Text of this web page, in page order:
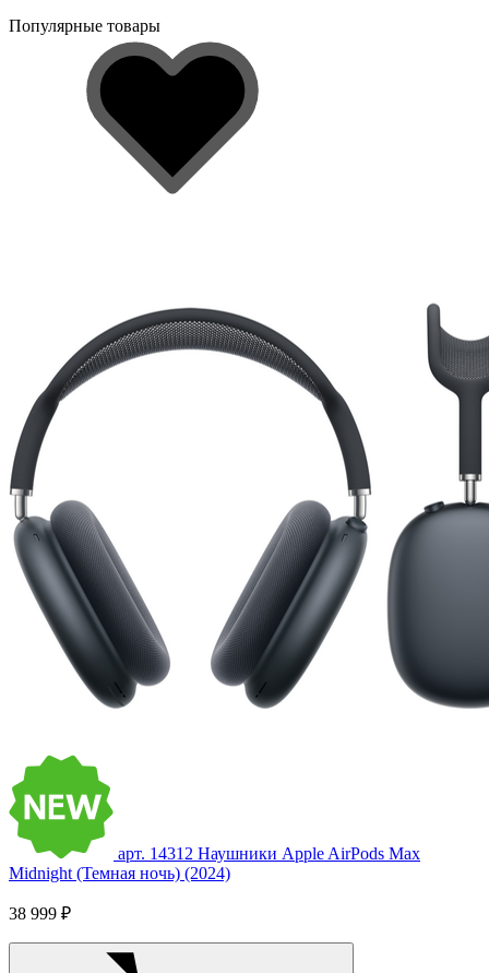
Популярные товары
арт. 14312 Наушники Apple AirPods Max
Midnight (Темная ночь) (2024)
38 999 ₽